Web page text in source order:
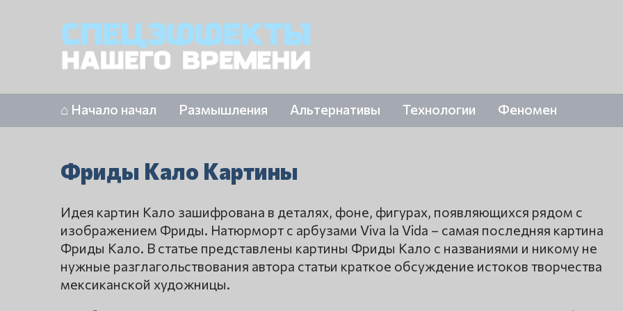
⌂ Начало начал Размышления Альтернативы Технологии Феномен
Фриды Кало Картины
Идея картин Кало зашифрована в деталях, фоне, фигурах, появляющихся рядом с
изображением Фриды. Натюрморт с арбузами Viva la Vida – самая последняя картина
Фриды Кало. В статье представлены картины Фриды Кало с названиями и никому не
нужные разглагольствования автора статьи краткое обсуждение истоков творчества
мексиканской художницы.